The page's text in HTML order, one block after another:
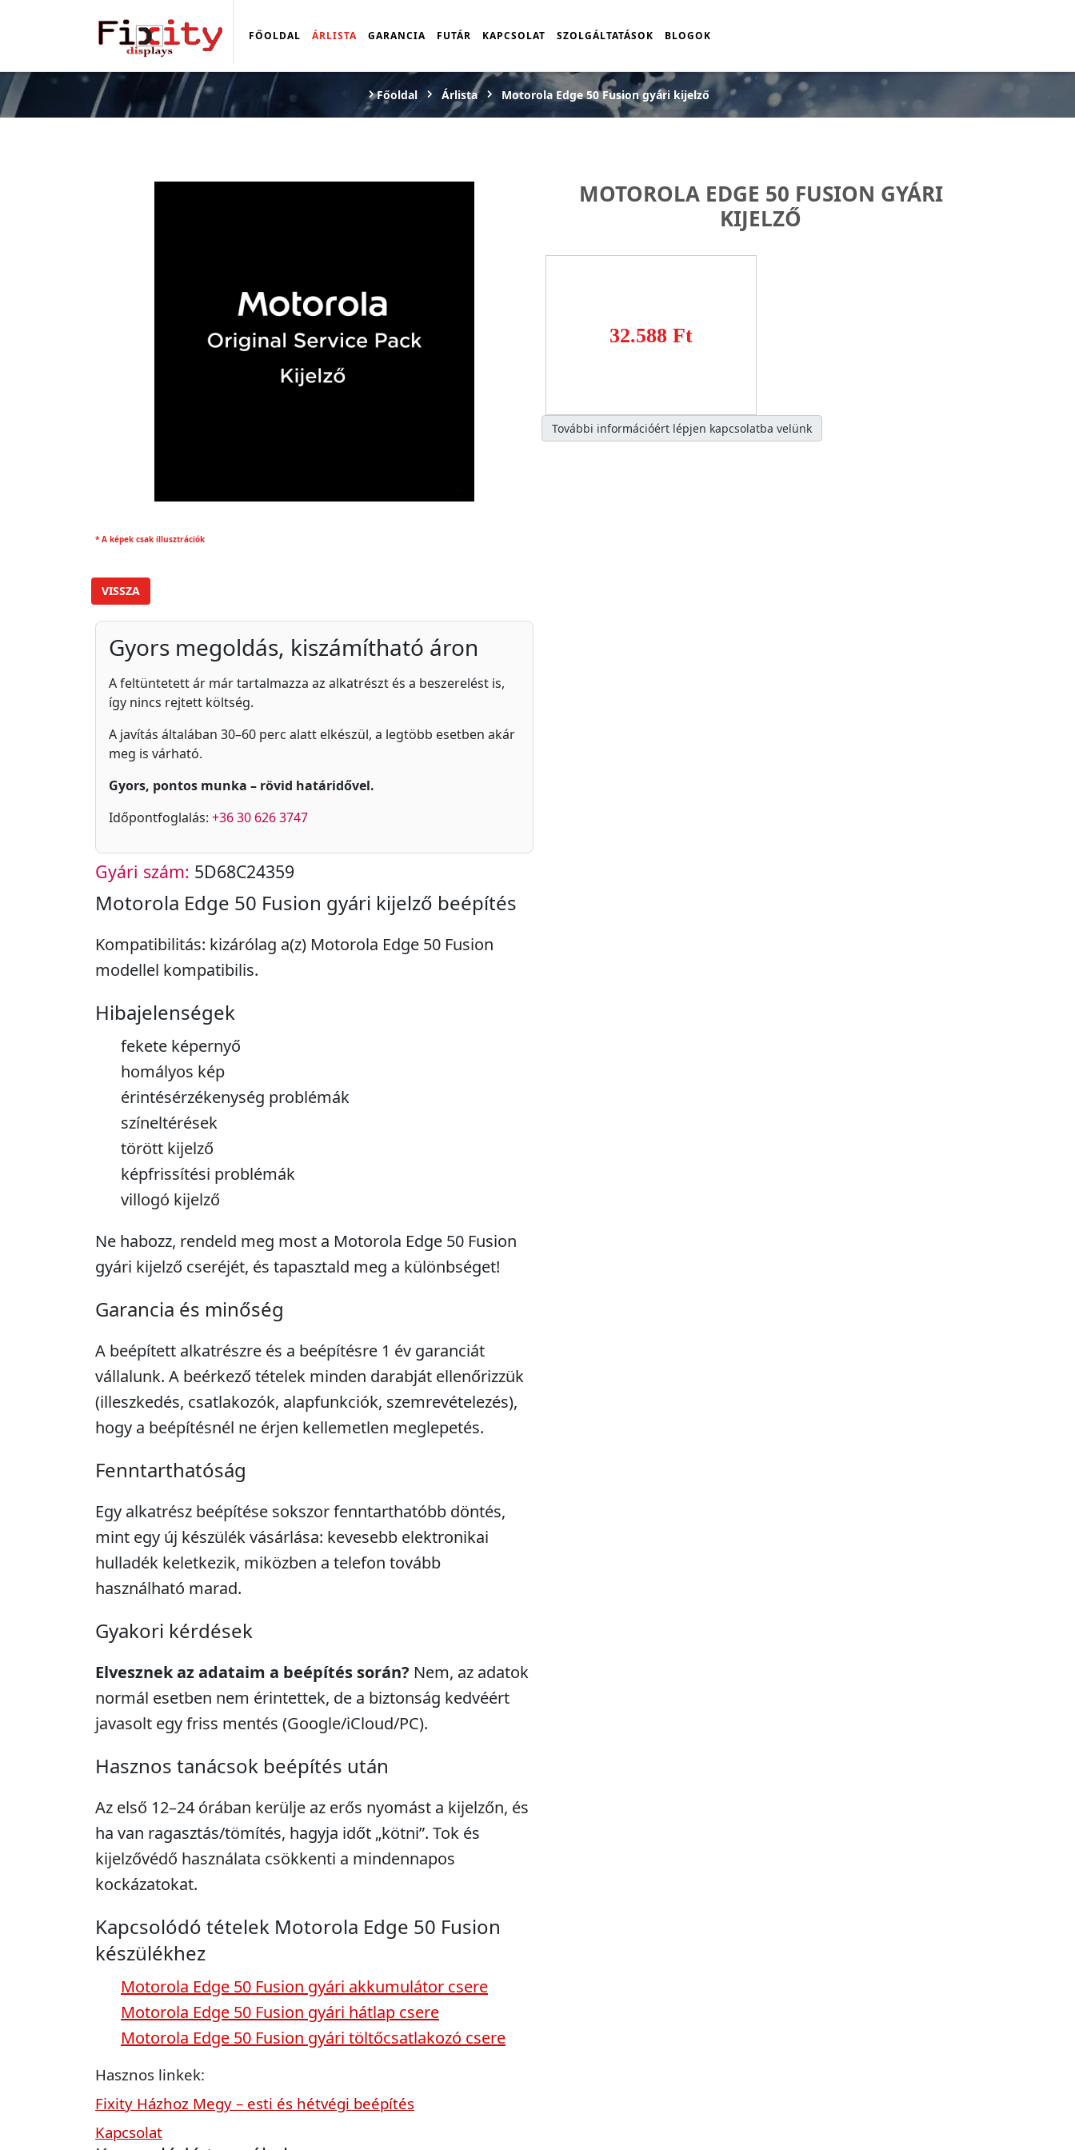
FŐOLDAL ÁRLISTA GARANCIA FUTÁR KAPCSOLAT SZOLGÁLTATÁSOK BLOGOK
Főoldal Árlista Motorola Edge 50 Fusion gyári kijelző
* A képek csak illusztrációk
MOTOROLA EDGE 50 FUSION GYÁRI
KIJELZŐ
32.588 Ft
További információért lépjen kapcsolatba velünk
VISSZA
Gyors megoldás, kiszámítható áron
A feltüntetett ár már tartalmazza az alkatrészt és a beszerelést is,
így nincs rejtett költség.
A javítás általában 30–60 perc alatt elkészül, a legtöbb esetben akár
meg is várható.
Gyors, pontos munka – rövid határidővel.
Időpontfoglalás: +36 30 626 3747
Gyári szám: 5D68C24359
Motorola Edge 50 Fusion gyári kijelző beépítés
Kompatibilitás: kizárólag a(z) Motorola Edge 50 Fusion
modellel kompatibilis.
Hibajelenségek
fekete képernyő
homályos kép
érintésérzékenység problémák
színeltérések
törött kijelző
képfrissítési problémák
villogó kijelző
Ne habozz, rendeld meg most a Motorola Edge 50 Fusion
gyári kijelző cseréjét, és tapasztald meg a különbséget!
Garancia és minőség
A beépített alkatrészre és a beépítésre 1 év garanciát
vállalunk. A beérkező tételek minden darabját ellenőrizzük
(illeszkedés, csatlakozók, alapfunkciók, szemrevételezés),
hogy a beépítésnél ne érjen kellemetlen meglepetés.
Fenntarthatóság
Egy alkatrész beépítése sokszor fenntarthatóbb döntés,
mint egy új készülék vásárlása: kevesebb elektronikai
hulladék keletkezik, miközben a telefon tovább
használható marad.
Gyakori kérdések
Elvesznek az adataim a beépítés során? Nem, az adatok
normál esetben nem érintettek, de a biztonság kedvéért
javasolt egy friss mentés (Google/iCloud/PC).
Hasznos tanácsok beépítés után
Az első 12–24 órában kerülje az erős nyomást a kijelzőn, és
ha van ragasztás/tömítés, hagyja időt „kötni”. Tok és
kijelzővédő használata csökkenti a mindennapos
kockázatokat.
Kapcsolódó tételek Motorola Edge 50 Fusion
készülékhez
Motorola Edge 50 Fusion gyári akkumulátor csere
Motorola Edge 50 Fusion gyári hátlap csere
Motorola Edge 50 Fusion gyári töltőcsatlakozó csere
Hasznos linkek:
Fixity Házhoz Megy – esti és hétvégi beépítés
Kapcsolat